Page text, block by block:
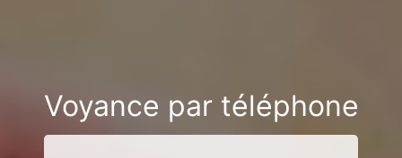
Voyance par téléphone